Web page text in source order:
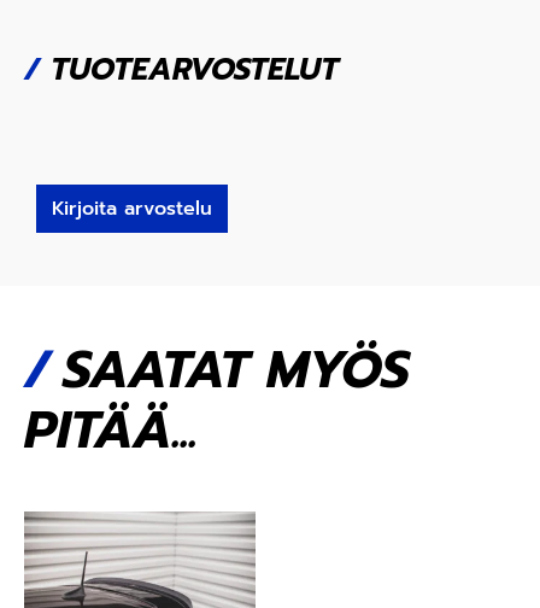
/TUOTEARVOSTELUT
Kirjoita arvostelu
SAATAT MYÖS
PITÄÄ...